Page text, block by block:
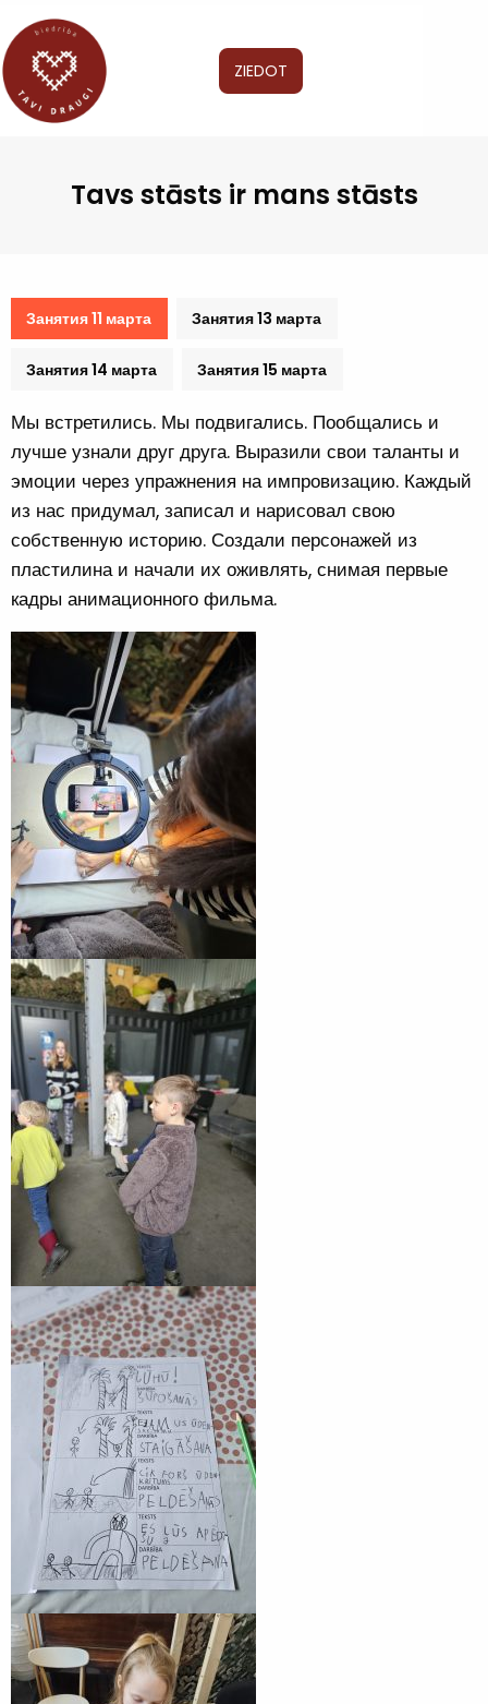
ZIEDOT
Tavs stāsts ir mans stāsts
Занятия 11 марта Занятия 13 марта
Занятия 14 марта Занятия 15 марта
Мы встретились. Мы подвигались. Пообщались и
лучше узнали друг друга. Выразили свои таланты и
эмоции через упражнения на импровизацию. Каждый
из нас придумал, записал и нарисовал свою
собственную историю. Создали персонажей из
пластилина и начали их оживлять, снимая первые
кадры анимационного фильма.